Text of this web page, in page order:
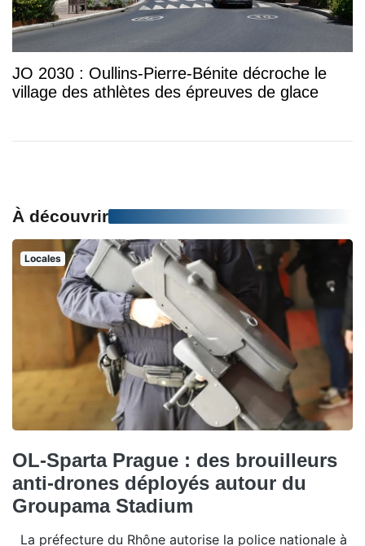
JO 2030 : Oullins-Pierre-Bénite décroche le
village des athlètes des épreuves de glace
À découvrir
Locales
OL-Sparta Prague : des brouilleurs
anti-drones déployés autour du
Groupama Stadium
La préfecture du Rhône autorise la police nationale à